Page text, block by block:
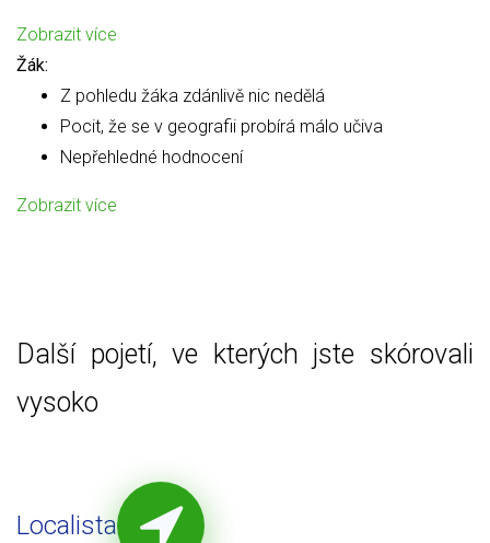
Zobrazit více
Žák:
Z pohledu žáka zdánlivě nic nedělá
Pocit, že se v geografii probírá málo učiva
Nepřehledné hodnocení
Zobrazit více
Další pojetí, ve kterých jste skórovali
vysoko
Localista